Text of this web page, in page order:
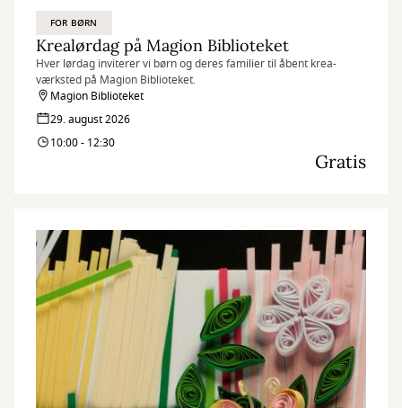
FOR BØRN
Krealørdag på Magion Biblioteket
Hver lørdag inviterer vi børn og deres familier til åbent krea-
værksted på Magion Biblioteket.
Magion Biblioteket
29. august 2026
10:00 - 12:30
Gratis